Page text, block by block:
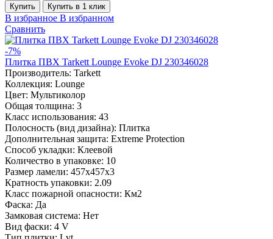
Купить Купить в 1 клик
В избранное В избранном
Сравнить
-7%
Плитка ПВХ Tarkett Lounge Evoke DJ 230346028
Производитель: Tarkett
Коллекция: Lounge
Цвет: Мультиколор
Общая толщина: 3
Класс использования: 43
Полосность (вид дизайна): Плитка
Дополнительная защита: Extreme Protection
Способ укладки: Клеевой
Количество в упаковке: 10
Размер ламели: 457x457x3
Кратность упаковки: 2.09
Класс пожарной опасности: Км2
Фаска: Да
Замковая система: Нет
Вид фаски: 4 V